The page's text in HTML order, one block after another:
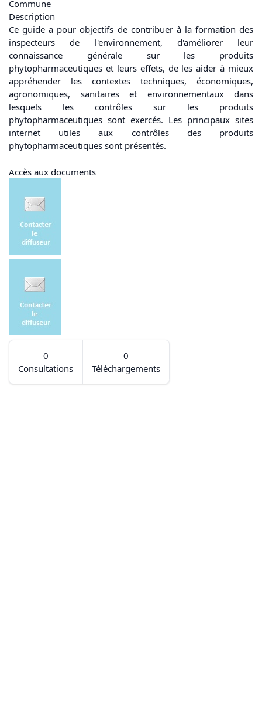
Commune
Description
Ce guide a pour objectifs de contribuer à la formation des
inspecteurs de l'environnement, d'améliorer leur
connaissance générale sur les produits
phytopharmaceutiques et leurs effets, de les aider à mieux
appréhender les contextes techniques, économiques,
agronomiques, sanitaires et environnementaux dans
lesquels les contrôles sur les produits
phytopharmaceutiques sont exercés. Les principaux sites
internet utiles aux contrôles des produits
phytopharmaceutiques sont présentés.
Accès aux documents
0
Consultations
0
Téléchargements